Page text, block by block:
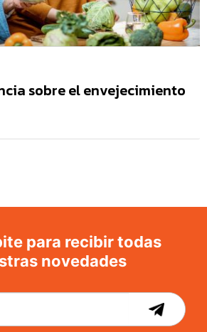
sobre el envejecimiento
para recibir todas
novedades